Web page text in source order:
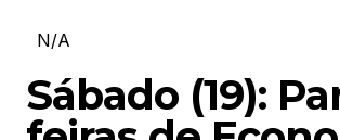
N/A
Sábado (19):